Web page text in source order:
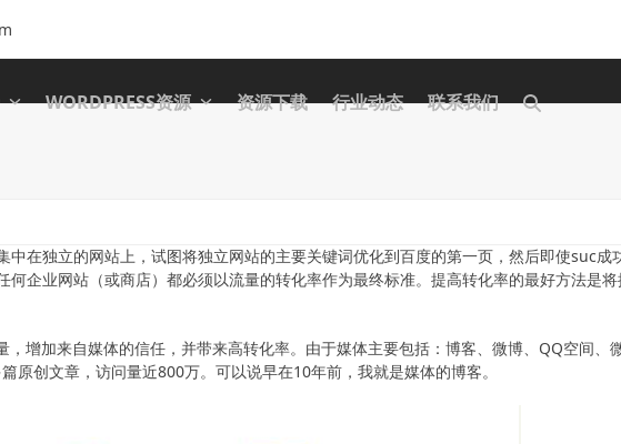
WORDPRESS资源 资源下载 行业动态 联系我们
中在独立的网站上，试图将独立网站的主要关键词优化到百度的第一页，然后即使suc成
何企业网站（或商店）都必须以流量的转化率作为最终标准。提高转化率的最好方法是
，增加来自媒体的信任，并带来高转化率。由于媒体主要包括：博客、微博、QQ空间、
原创文章，访问量近800万。可以说早在10年前，我就是媒体的博客。